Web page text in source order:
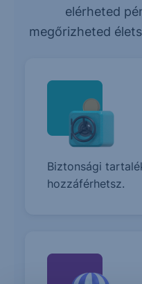
elérheted
megőrizheted
Biztonsági
hozzáférhetsz.